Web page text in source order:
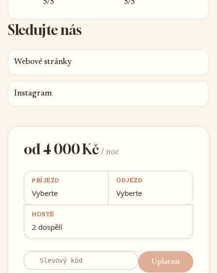
5/5
5/5
Sledujte nás
Webové stránky
Instagram
od 4 000 Kč/ noc
PŘÍJEZD
Vyberte
ODJEZD
Vyberte
HOSTÉ
2 dospělí
Uplatnit